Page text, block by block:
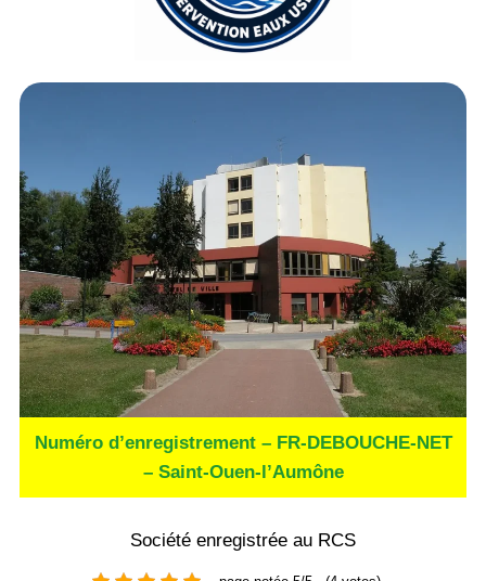
Numéro d’enregistrement – FR-DEBOUCHE-NET
– Saint-Ouen-l’Aumône
Société enregistrée au RCS